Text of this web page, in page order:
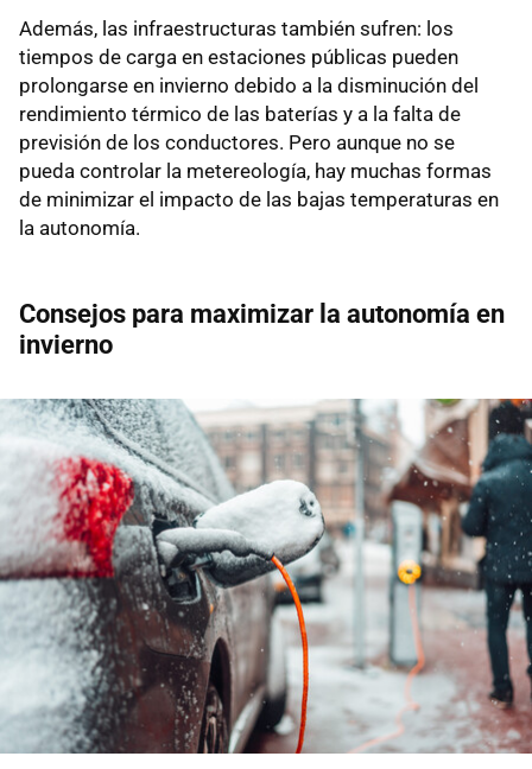
Además, las infraestructuras también sufren: los
tiempos de carga en estaciones públicas pueden
prolongarse en invierno debido a la disminución del
rendimiento térmico de las baterías y a la falta de
previsión de los conductores. Pero aunque no se
pueda controlar la metereología, hay muchas formas
de minimizar el impacto de las bajas temperaturas en
la autonomía.
Consejos para maximizar la autonomía en
invierno